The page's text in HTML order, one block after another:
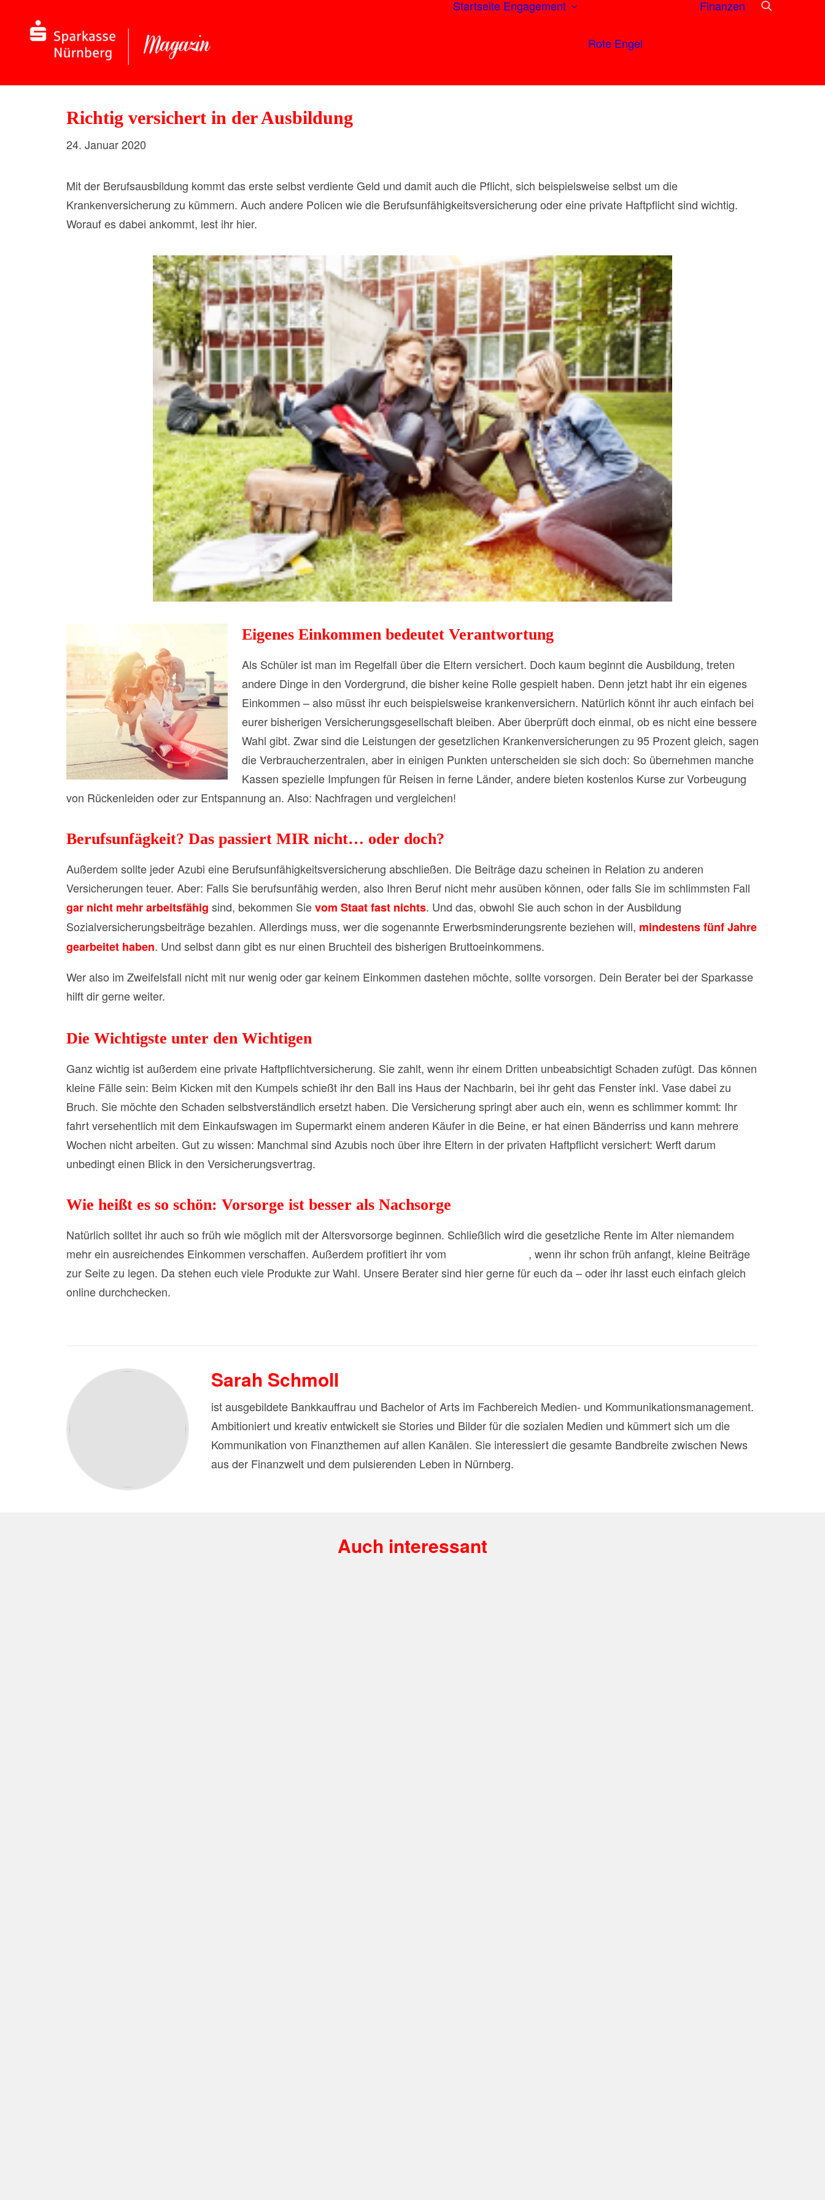
Startseite Engagement
Rote Engel
Finanzen
Richtig versichert in der Ausbildung
24. Januar 2020
Mit der Berufsausbildung kommt das erste selbst verdiente Geld und damit auch die Pflicht, sich beispielsweise selbst um die
Krankenversicherung zu kümmern. Auch andere Policen wie die Berufsunfähigkeitsversicherung oder eine private Haftpflicht sind wichtig.
Worauf es dabei ankommt, lest ihr hier.
Eigenes Einkommen bedeutet Verantwortung
Als Schüler ist man im Regelfall über die Eltern versichert. Doch kaum beginnt die Ausbildung, treten
andere Dinge in den Vordergrund, die bisher keine Rolle gespielt haben. Denn jetzt habt ihr ein eigenes
Einkommen – also müsst ihr euch beispielsweise krankenversichern. Natürlich könnt ihr auch einfach bei
eurer bisherigen Versicherungsgesellschaft bleiben. Aber überprüft doch einmal, ob es nicht eine bessere
Wahl gibt. Zwar sind die Leistungen der gesetzlichen Krankenversicherungen zu 95 Prozent gleich, sagen
die Verbraucherzentralen, aber in einigen Punkten unterscheiden sie sich doch: So übernehmen manche
Kassen spezielle Impfungen für Reisen in ferne Länder, andere bieten kostenlos Kurse zur Vorbeugung
von Rückenleiden oder zur Entspannung an. Also: Nachfragen und vergleichen!
Berufsunfägkeit? Das passiert MIR nicht… oder doch?
Außerdem sollte jeder Azubi eine Berufsunfähigkeitsversicherung abschließen. Die Beiträge dazu scheinen in Relation zu anderen
Versicherungen teuer. Aber: Falls Sie berufsunfähig werden, also Ihren Beruf nicht mehr ausüben können, oder falls Sie im schlimmsten Fall
gar nicht mehr arbeitsfähig sind, bekommen Sievom Staat fast nichts. Und das, obwohl Sie auch schon in der Ausbildung
Sozialversicherungsbeiträge bezahlen. Allerdings muss, wer die sogenannte Erwerbsminderungsrente beziehen will, mindestens fünf Jahre
gearbeitet haben. Und selbst dann gibt es nur einen Bruchteil des bisherigen Bruttoeinkommens.
Wer also im Zweifelsfall nicht mit nur wenig oder gar keinem Einkommen dastehen möchte, sollte vorsorgen. Dein Berater bei der Sparkasse
hilft dir gerne weiter.
Die Wichtigste unter den Wichtigen
Ganz wichtig ist außerdem eine private Haftpflichtversicherung. Sie zahlt, wenn ihr einem Dritten unbeabsichtigt Schaden zufügt. Das können
kleine Fälle sein: Beim Kicken mit den Kumpels schießt ihr den Ball ins Haus der Nachbarin, bei ihr geht das Fenster inkl. Vase dabei zu
Bruch. Sie möchte den Schaden selbstverständlich ersetzt haben. Die Versicherung springt aber auch ein, wenn es schlimmer kommt: Ihr
fahrt versehentlich mit dem Einkaufswagen im Supermarkt einem anderen Käufer in die Beine, er hat einen Bänderriss und kann mehrere
Wochen nicht arbeiten. Gut zu wissen: Manchmal sind Azubis noch über ihre Eltern in der privaten Haftpflicht versichert: Werft darum
unbedingt einen Blick in den Versicherungsvertrag.
Wie heißt es so schön: Vorsorge ist besser als Nachsorge
Natürlich solltet ihr auch so früh wie möglich mit der Altersvorsorge beginnen. Schließlich wird die gesetzliche Rente im Alter niemandem
mehr ein ausreichendes Einkommen verschaffen. Außerdem profitiert ihr vom
, wenn ihr schon früh anfangt, kleine Beiträge
zur Seite zu legen. Da stehen euch viele Produkte zur Wahl. Unsere Berater sind hier gerne für euch da – oder ihr lasst euch einfach gleich
online durchchecken.
Sarah Schmoll
ist ausgebildete Bankkauffrau und Bachelor of Arts im Fachbereich Medien- und Kommunikationsmanagement.
Ambitioniert und kreativ entwickelt sie Stories und Bilder für die sozialen Medien und kümmert sich um die
Kommunikation von Finanzthemen auf allen Kanälen. Sie interessiert die gesamte Bandbreite zwischen News
aus der Finanzwelt und dem pulsierenden Leben in Nürnberg.
Auch interessant